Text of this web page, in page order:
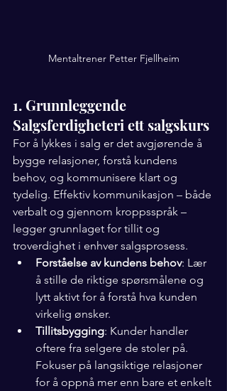
Mentaltrener Petter Fjellheim
1. Grunnleggende
Salgsferdigheteri ett salgskurs
For å lykkes i salg er det avgjørende å
bygge relasjoner, forstå kundens
behov, og kommunisere klart og
tydelig. Effektiv kommunikasjon – både
verbalt og gjennom kroppsspråk –
legger grunnlaget for tillit og
troverdighet i enhver salgsprosess.
Forståelse av kundens behov: Lær
å stille de riktige spørsmålene og
lytt aktivt for å forstå hva kunden
virkelig ønsker.
Tillitsbygging: Kunder handler
oftere fra selgere de stoler på.
Fokuser på langsiktige relasjoner
for å oppnå mer enn bare et enkelt